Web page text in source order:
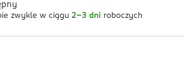
zwykle w ciągu 2-3 dni roboczych